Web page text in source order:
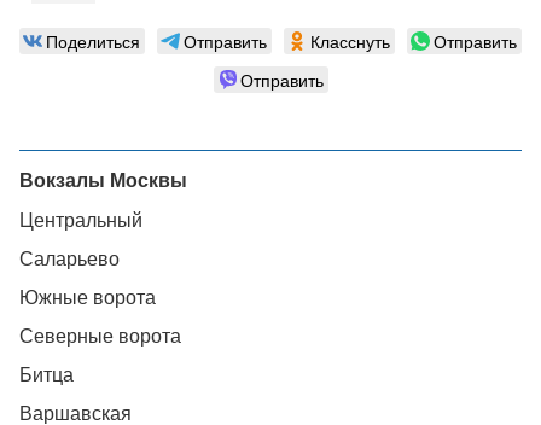
Поделиться Отправить Класснуть
Отправить
Отправить
Вокзалы Москвы
Центральный
Саларьево
Южные ворота
Северные ворота
Битца
Варшавская